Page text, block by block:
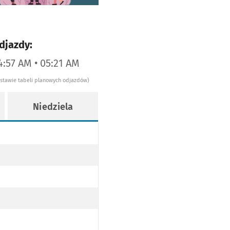
AM • 05:21 AM
tabeli planowych odjazdów)
Niedziela
(DO PRZYST. ZAGONY PO TRASIE)
(DO PRZYST. ZAGONY PO TRASIE)
(ROŚLINNA) (DO PRZYST. ZAGONY PO TRASIE)
(DO PRZYST. ZAGONY PO TRASIE)
WIELKIEGO (ROŚLINNA) (DO PRZYST. ZAGONY PO TRASIE)
6
(DO PRZYST. ZAGONY PO TRASIE)
(ROŚLINNA) (DO PRZYST. ZAGONY PO TRASIE)
(DO PRZYST. ZAGONY PO TRASIE)
WIELKIEGO (ROŚLINNA) (DO PRZYST. ZAGONY PO TRASIE)
8